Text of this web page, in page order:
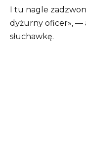
I tu nagle
dyżurny oficer», —
słuchawkę.